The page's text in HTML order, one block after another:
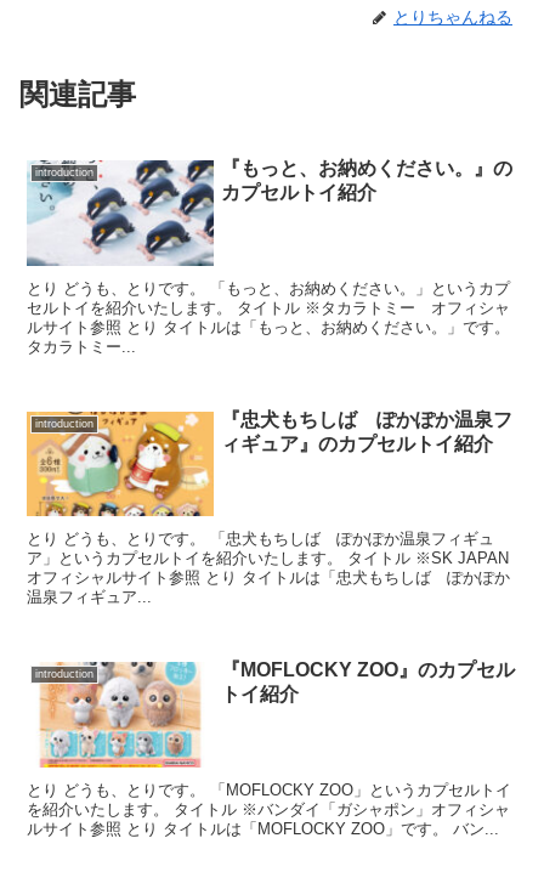
とりちゃんねる
関連記事
introduction
『もっと、お納めください。』の
カプセルトイ紹介
とり どうも、とりです。 「もっと、お納めください。」というカプ
セルトイを紹介いたします。 タイトル ※タカラトミー オフィシャ
ルサイト参照 とり タイトルは「もっと、お納めください。」です。
タカラトミー...
introduction
『忠犬もちしば ぽかぽか温泉フ
ィギュア』のカプセルトイ紹介
とり どうも、とりです。 「忠犬もちしば ぽかぽか温泉フィギュ
ア」というカプセルトイを紹介いたします。 タイトル ※SK JAPAN
オフィシャルサイト参照 とり タイトルは「忠犬もちしば ぽかぽか
温泉フィギュア...
introduction
『MOFLOCKY ZOO』のカプセル
トイ紹介
とり どうも、とりです。 「MOFLOCKY ZOO」というカプセルトイ
を紹介いたします。 タイトル ※バンダイ「ガシャポン」オフィシャ
ルサイト参照 とり タイトルは「MOFLOCKY ZOO」です。 バン...